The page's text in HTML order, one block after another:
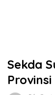
Sekda